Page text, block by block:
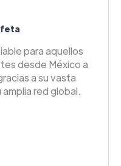
para aquellos
desde México a
a su vasta
red global.